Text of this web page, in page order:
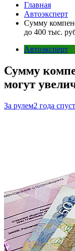
Главная
Автоэксперт
Сумму
до 400 тыс.
Автоэксперт
Сумму
могут
За рулем2 года